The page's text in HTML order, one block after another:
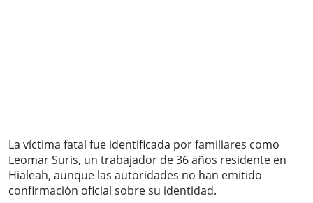
La víctima fatal fue identificada por familiares como
Leomar Suris, un trabajador de 36 años residente en
Hialeah, aunque las autoridades no han emitido
confirmación oficial sobre su identidad.